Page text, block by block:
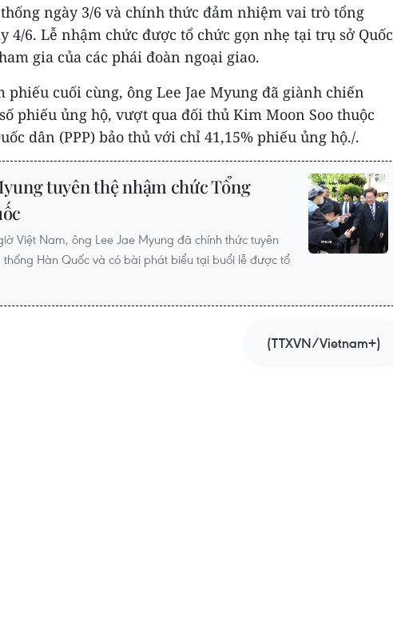
ngày 3/6 và chính thức đảm nhiệm vai trò tổng
4/6. Lễ nhậm chức được tổ chức gọn nhẹ tại trụ sở Quốc
gia của các phái đoàn ngoại giao.
phiếu cuối cùng, ông Lee Jae Myung đã giành chiến
phiếu ủng hộ, vượt qua đối thủ Kim Moon Soo thuộc
dân (PPP) bảo thủ với chỉ 41,15% phiếu ủng hộ./.
tuyên thệ nhậm chức Tổng
Việt Nam, ông Lee Jae Myung đã chính thức tuyên
thống Hàn Quốc và có bài phát biểu tại buổi lễ được tổ
(TTXVN/Vietnam+)